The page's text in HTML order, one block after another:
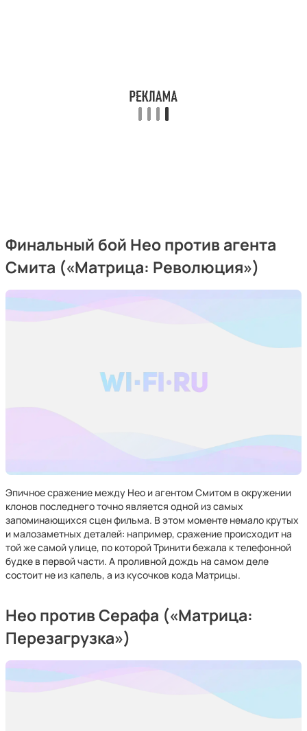
Финальный бой Нео против агента
Смита («Матрица: Революция»)
Эпичное сражение между Нео и агентом Смитом в окружении
клонов последнего точно является одной из самых
запоминающихся сцен фильма. В этом моменте немало крутых
и малозаметных деталей: например, сражение происходит на
той же самой улице, по которой Тринити бежала к телефонной
будке в первой части. А проливной дождь на самом деле
состоит не из капель, а из кусочков кода Матрицы.
Нео против Серафа («Матрица:
Перезагрузка»)